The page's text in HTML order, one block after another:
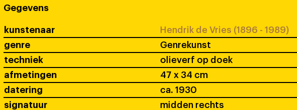
Gegevens
kunstenaar
Hendrik de Vries (1896 - 1989)
genre
Genrekunst
techniek
olieverf op doek
afmetingen
47 x 34 cm
datering
ca. 1930
signatuur
midden rechts